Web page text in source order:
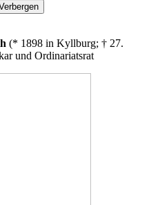
(* 1898 in Kyllburg; † 27.
und Ordinariatsrat